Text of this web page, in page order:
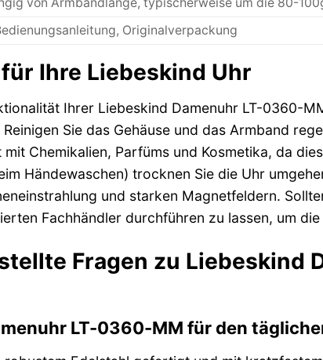
Originalverpackung
Ihre Liebeskind Uhr
Ihrer Liebeskind Damenuhr LT-0360-
Sie das Gehäuse und das Armband
Chemikalien, Parfüms und Kosmetika, da
Händewaschen) trocknen Sie die Uhr
und starken Magnetfeldern.
Fachhändler durchführen zu lassen, um
Fragen zu Liebeskind
LT-0360-MM für den